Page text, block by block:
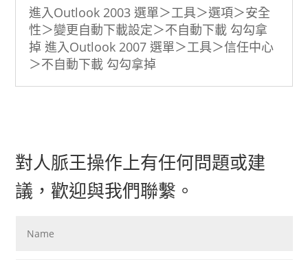
進入Outlook 2003 選單＞工具＞選項＞安全
性＞變更自動下載設定＞不自動下載 勾勾拿
掉 進入Outlook 2007 選單＞工具＞信任中心
＞不自動下載 勾勾拿掉
對人脈王操作上有任何問題或建
議，歡迎與我們聯繫。